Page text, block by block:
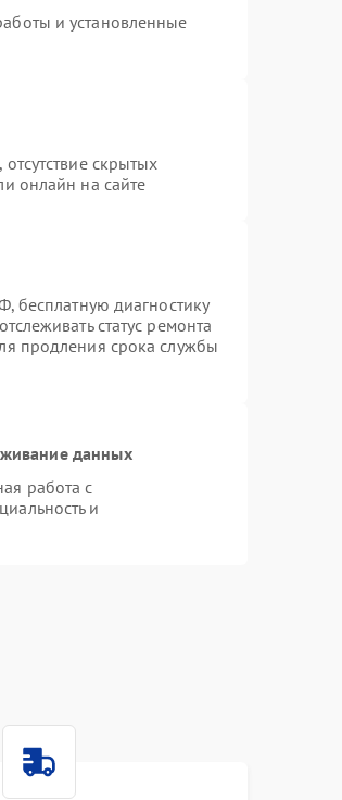
и установленные
скрытых
онлайн на сайте
бесплатную диагностику
статус ремонта
продления срока службы
данных
работа с
и